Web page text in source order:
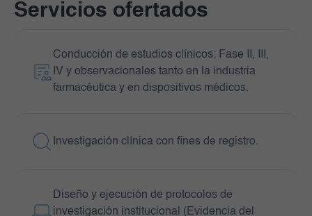
Servicios ofertados
Conducción de estudios clínicos: Fase II, III,
IV y observacionales tanto en la industria
farmacéutica y en dispositivos médicos.
Investigación clínica con fines de registro.
Diseño y ejecución de protocolos de
investigación institucional (Evidencia del